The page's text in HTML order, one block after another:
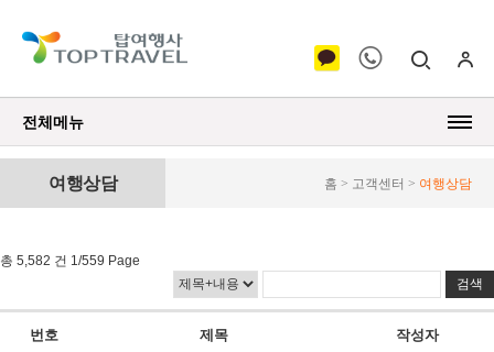
전체메뉴
홈 > 고객센터 > 여행상담
여행상담
총 5,582 건 1/559 Page
번호 제목 작성자